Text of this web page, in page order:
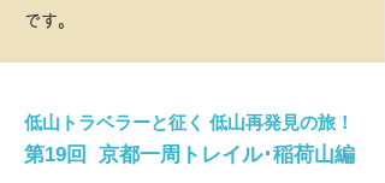
です。
低山トラベラーと征く 低山再発見の旅！
第19回 京都一周トレイル･稲荷山編